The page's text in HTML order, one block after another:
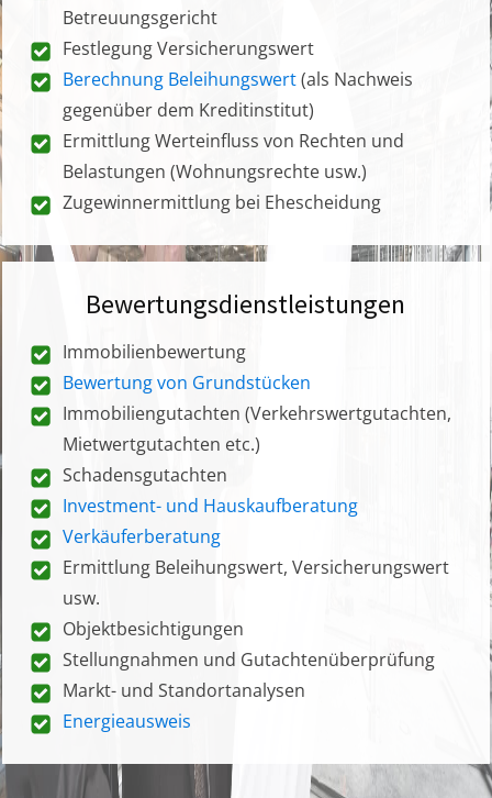
Betreuungsgericht
Festlegung Versicherungswert
Berechnung Beleihungswert(als Nachweis
gegenüber dem Kreditinstitut)
Ermittlung Werteinfluss von Rechten und
Belastungen (Wohnungsrechte usw.)
Zugewinnermittlung bei Ehescheidung
Bewertungsdienstleistungen
Immobilienbewertung
Bewertung von Grundstücken
Immobiliengutachten (Verkehrswertgutachten,
Mietwertgutachten etc.)
Schadensgutachten
Investment- und Hauskaufberatung
Verkäuferberatung
Ermittlung Beleihungswert, Versicherungswert
usw.
Objektbesichtigungen
Stellungnahmen und Gutachtenüberprüfung
Markt- und Standortanalysen
Energieausweis